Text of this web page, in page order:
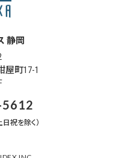
静岡
屋町17-1
祝を除く）